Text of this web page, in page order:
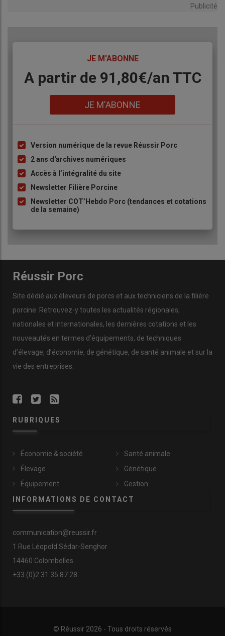
Publicité
JE M'ABONNE
Body
A partir de 91,80€/an​ TTC
JE M'ABONNE
Liste
à
puce
Version numérique de la revue Réussir Porc
2 ans d'archives numériques
Accès à l’intégralité du site
Newsletter Filière Porcine
Newsletter COT’Hebdo Porc (tendances et cotations
de la semaine)
Réussir Porc
Site dédié aux éleveurs de porcs et aux techniciens de la filière
porcine. Retrouvez-y toutes les actualités régionales,
nationales et internationales, les dernières cotations et les
nouveautés en termes d’équipements, de techniques
d’élevage, d’économie, de génétique, de santé animale et sur la
vie des entreprises.
RUBRIQUES
Économie & société
Élevage
Équipement
Santé animale
Génétique
Gestion
INFORMATIONS DE CONTACT
communication@reussir.fr
1 Rue Léopold Sédar-Senghor
14460 Colombelles
+33 (0)2 31 35 87 28
© Réussir 2026 - Tous droits réservés